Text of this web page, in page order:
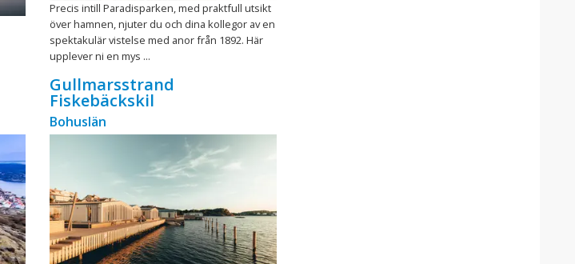
Precis intill Paradisparken, med praktfull utsikt
över hamnen, njuter du och dina kollegor av en
spektakulär vistelse med anor från 1892. Här
upplever ni en mys ...
Gullmarsstrand
Fiskebäckskil
Bohuslän